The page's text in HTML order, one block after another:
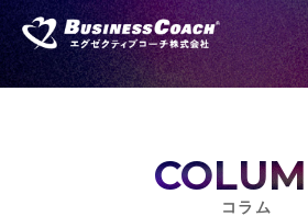
コラム